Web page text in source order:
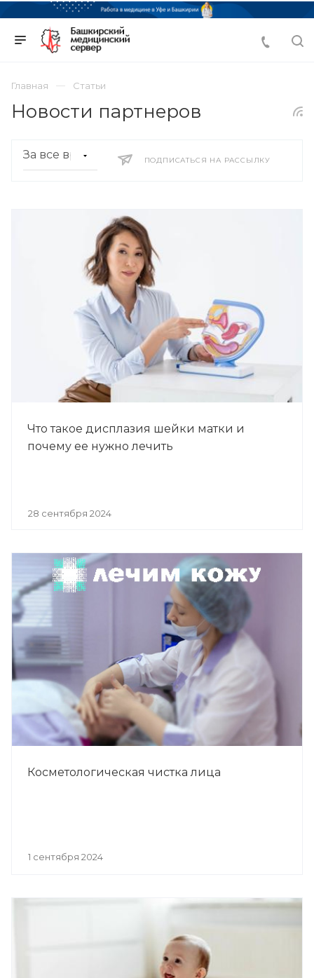
Главная Статьи
Новости партнеров
ПОДПИСАТЬСЯ НА РАССЫЛКУ
Что такое дисплазия шейки матки и
почему ее нужно лечить
28 сентября 2024
Косметологическая чистка лица
1 сентября 2024